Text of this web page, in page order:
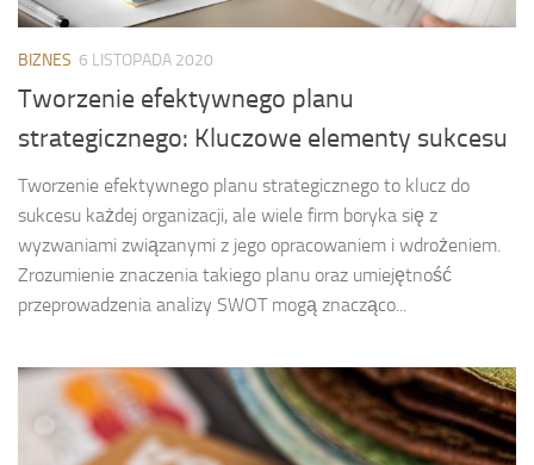
BIZNES 6 LISTOPADA 2020
Tworzenie efektywnego planu
strategicznego: Kluczowe elementy sukcesu
Tworzenie efektywnego planu strategicznego to klucz do
sukcesu każdej organizacji, ale wiele firm boryka się z
wyzwaniami związanymi z jego opracowaniem i wdrożeniem.
Zrozumienie znaczenia takiego planu oraz umiejętność
przeprowadzenia analizy SWOT mogą znacząco...